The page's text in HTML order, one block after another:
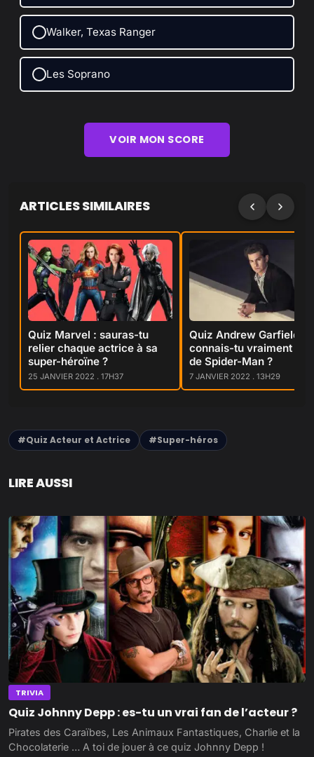
Walker, Texas Ranger
Les Soprano
VOIR MON SCORE
ARTICLES SIMILAIRES
Quiz Marvel : sauras-tu
relier chaque actrice à sa
super-héroïne ?
25 JANVIER 2022 . 17H37
Quiz Andrew Garfield :
connais-tu vraiment
de Spider-Man ?
7 JANVIER 2022 . 13H29
#Quiz Acteur et Actrice #Super-héros
LIRE AUSSI
TRIVIA
Quiz Johnny Depp : es-tu un vrai fan de l’acteur ?
Pirates des Caraïbes, Les Animaux Fantastiques, Charlie et la
Chocolaterie … A toi de jouer à ce quiz Johnny Depp !